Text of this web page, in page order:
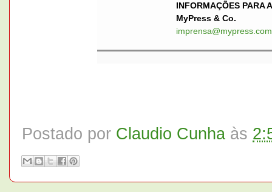
INFORMAÇÕES PARA
MyPress & Co.
Postado por Claudio Cunha às